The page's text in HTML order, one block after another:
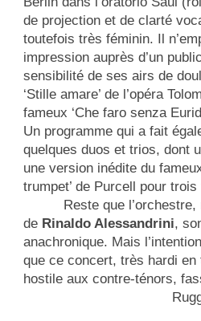
de projection et de clarté
toutefois très féminin. Il
impression auprès d’un
sensibilité de ses airs de
‘Stille amare’ de l’opéra
fameux ‘Che faro senza
Un programme qui a fait
quelques duos et trios, dont
une version inédite du
trumpet’ de Purcell pour
Reste que l’orchestre,
de Rinaldo Alessandrini,
anachronique. Mais
que ce concert, très hardi
hostile aux contre-ténors,
Ruggero